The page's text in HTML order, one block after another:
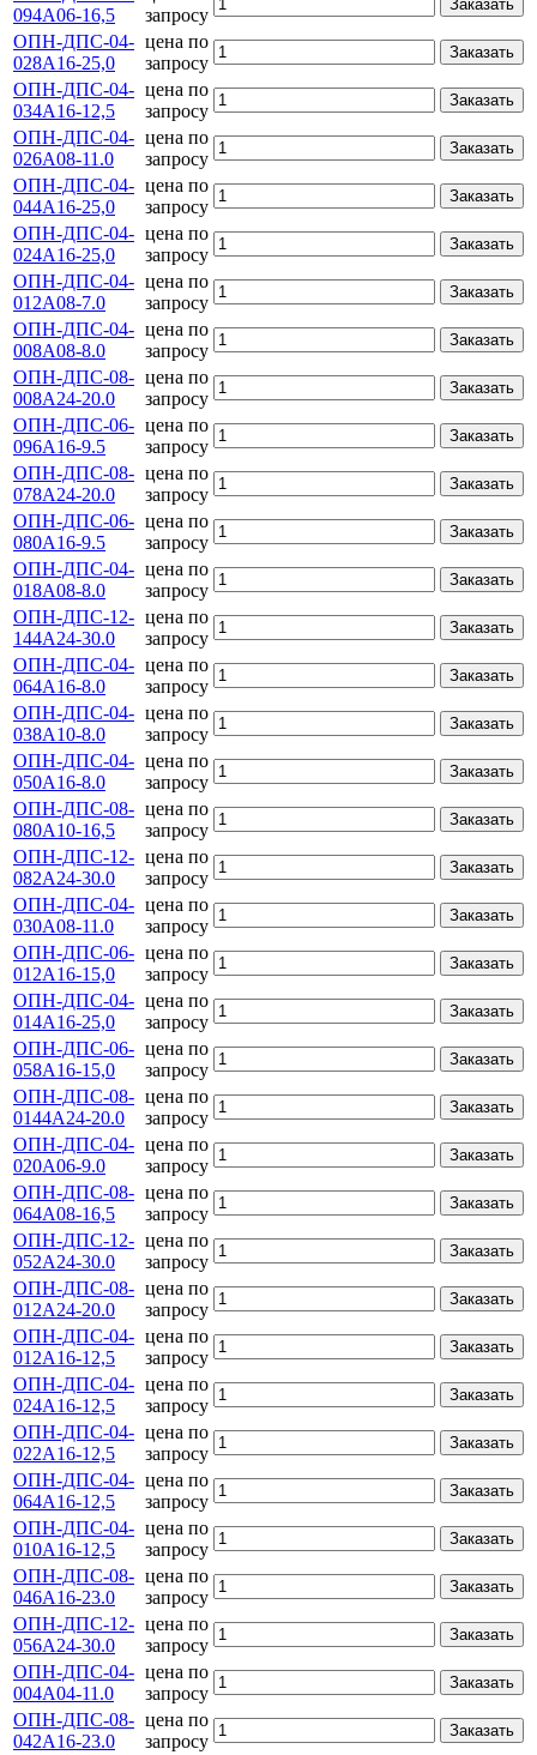
094А06-16,5
запросу
Заказать
ОПН-ДПС-04-
028А16-25,0
цена по
запросу
Заказать
ОПН-ДПС-04-
034А16-12,5
цена по
запросу
Заказать
ОПН-ДПС-04-
026А08-11.0
цена по
запросу
Заказать
ОПН-ДПС-04-
044А16-25,0
цена по
запросу
Заказать
ОПН-ДПС-04-
024А16-25,0
цена по
запросу
Заказать
ОПН-ДПС-04-
012А08-7.0
цена по
запросу
Заказать
ОПН-ДПС-04-
008А08-8.0
цена по
запросу
Заказать
ОПН-ДПС-08-
008А24-20.0
цена по
запросу
Заказать
ОПН-ДПС-06-
096А16-9.5
цена по
запросу
Заказать
ОПН-ДПС-08-
078А24-20.0
цена по
запросу
Заказать
ОПН-ДПС-06-
080А16-9.5
цена по
запросу
Заказать
ОПН-ДПС-04-
018А08-8.0
цена по
запросу
Заказать
ОПН-ДПС-12-
144А24-30.0
цена по
запросу
Заказать
ОПН-ДПС-04-
064А16-8.0
цена по
запросу
Заказать
ОПН-ДПС-04-
038А10-8.0
цена по
запросу
Заказать
ОПН-ДПС-04-
050А16-8.0
цена по
запросу
Заказать
ОПН-ДПС-08-
080А10-16,5
цена по
запросу
Заказать
ОПН-ДПС-12-
082А24-30.0
цена по
запросу
Заказать
ОПН-ДПС-04-
030А08-11.0
цена по
запросу
Заказать
ОПН-ДПС-06-
012А16-15,0
цена по
запросу
Заказать
ОПН-ДПС-04-
014А16-25,0
цена по
запросу
Заказать
ОПН-ДПС-06-
058А16-15,0
цена по
запросу
Заказать
ОПН-ДПС-08-
0144А24-20.0
цена по
запросу
Заказать
ОПН-ДПС-04-
020А06-9.0
цена по
запросу
Заказать
ОПН-ДПС-08-
064А08-16,5
цена по
запросу
Заказать
ОПН-ДПС-12-
052А24-30.0
цена по
запросу
Заказать
ОПН-ДПС-08-
012А24-20.0
цена по
запросу
Заказать
ОПН-ДПС-04-
012А16-12,5
цена по
запросу
Заказать
ОПН-ДПС-04-
024А16-12,5
цена по
запросу
Заказать
ОПН-ДПС-04-
022А16-12,5
цена по
запросу
Заказать
ОПН-ДПС-04-
064А16-12,5
цена по
запросу
Заказать
ОПН-ДПС-04-
010А16-12,5
цена по
запросу
Заказать
ОПН-ДПС-08-
046А16-23.0
цена по
запросу
Заказать
ОПН-ДПС-12-
056А24-30.0
цена по
запросу
Заказать
ОПН-ДПС-04-
004А04-11.0
цена по
запросу
Заказать
ОПН-ДПС-08-
042А16-23.0
цена по
запросу
Заказать